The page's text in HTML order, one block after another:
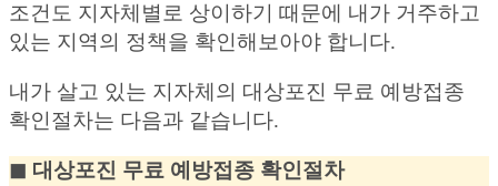
조건도 지자체별로 상이하기 때문에 내가 거주하고
있는 지역의 정책을 확인해보아야 합니다.
내가 살고 있는 지자체의 대상포진 무료 예방접종
확인절차는 다음과 같습니다.
◼︎ 대상포진 무료 예방접종 확인절차